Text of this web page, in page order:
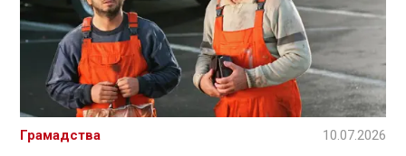
Грамадства 10.07.2026